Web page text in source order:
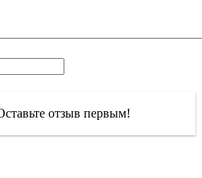
отзыв первым!